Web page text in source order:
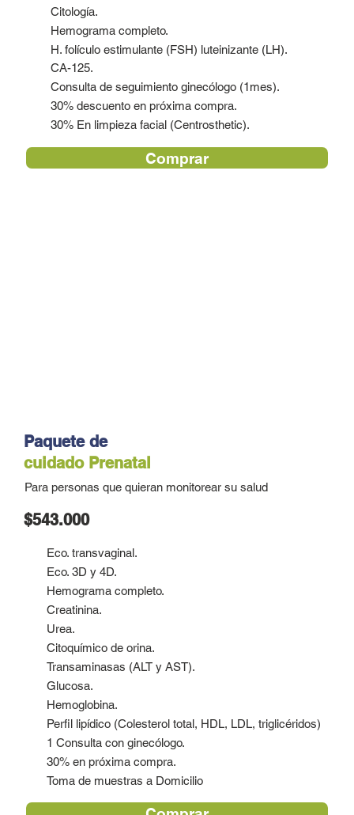
Citología.
Hemograma completo.
H. folículo estimulante (FSH) luteinizante (LH).
CA-125.
Consulta de seguimiento ginecólogo (1mes).
30% descuento en próxima compra.
30% En limpieza facial (Centrosthetic).
Comprar
Paquete de
cuidado Prenatal
Para personas que quieran monitorear su salud
$543.000
Eco. transvaginal.
Eco. 3D y 4D.
Hemograma completo.
Creatinina.
Urea.
Citoquímico de orina.
Transaminasas (ALT y AST).
Glucosa.
Hemoglobina.
Perfil lipídico (Colesterol total, HDL, LDL, triglicéridos)
1 Consulta con ginecólogo.
30% en próxima compra.
Toma de muestras a Domicilio